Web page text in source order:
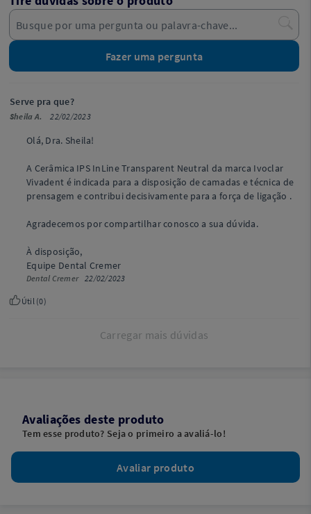
Fazer uma pergunta
Serve pra que?
Sheila A. 22/02/2023
Olá, Dra. Sheila!
A Cerâmica IPS InLine Transparent Neutral da marca Ivoclar
Vivadent é indicada para a disposição de camadas e técnica de
prensagem e contribui decisivamente para a força de ligação .
Agradecemos por compartilhar conosco a sua dúvida.
À disposição,
Equipe Dental Cremer
Dental Cremer22/02/2023
Útil (0)
Carregar mais dúvidas
Avaliações deste produto
Tem esse produto? Seja o primeiro a avaliá-lo!
Avaliar produto